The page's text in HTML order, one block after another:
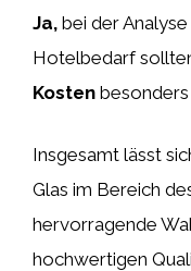
Ja, bei der
Hotelbedarf
Kosten
Insgesamt lässt
Glas im Bereich
hervorragende
hochwertigen